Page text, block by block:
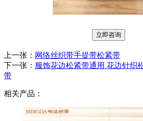
立即咨询
上一张： 网络丝织带手提带松紧带
下一张： 服饰花边松紧带通用 花边针织
带
相关产品：